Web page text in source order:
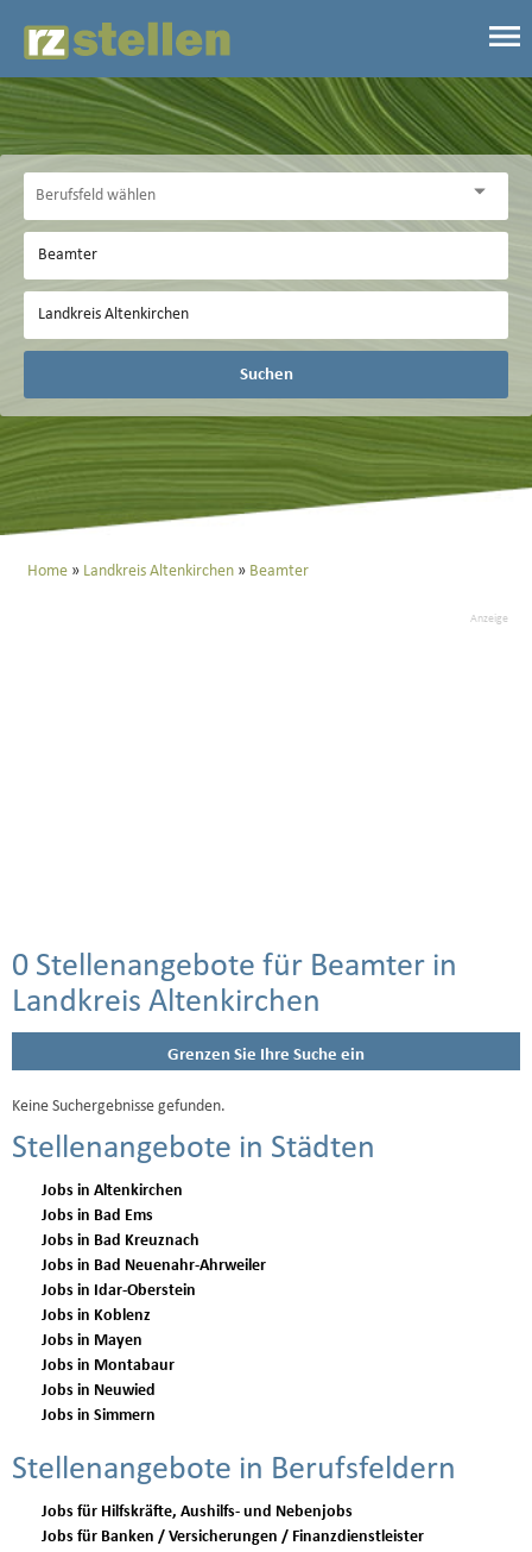
Suchen
Home Landkreis Altenkirchen Beamter
Anzeige
0 Stellenangebote für Beamter in
Landkreis Altenkirchen
Grenzen Sie Ihre Suche ein
Keine Suchergebnisse gefunden.
Stellenangebote in Städten
Jobs in Altenkirchen
Jobs in Bad Ems
Jobs in Bad Kreuznach
Jobs in Bad Neuenahr-Ahrweiler
Jobs in Idar-Oberstein
Jobs in Koblenz
Jobs in Mayen
Jobs in Montabaur
Jobs in Neuwied
Jobs in Simmern
Stellenangebote in Berufsfeldern
Jobs für Hilfskräfte, Aushilfs- und Nebenjobs
Jobs für Banken / Versicherungen / Finanzdienstleister